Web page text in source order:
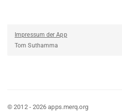
Impressum der App
Tom Suthamma
© 2012 - 2026 apps.merq.org